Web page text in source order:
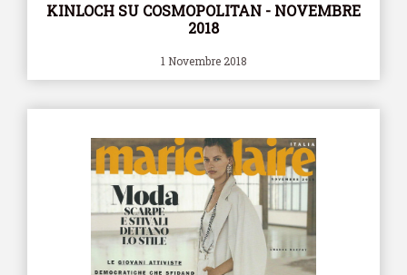
KINLOCH SU COSMOPOLITAN - NOVEMBRE
2018
1 Novembre 2018